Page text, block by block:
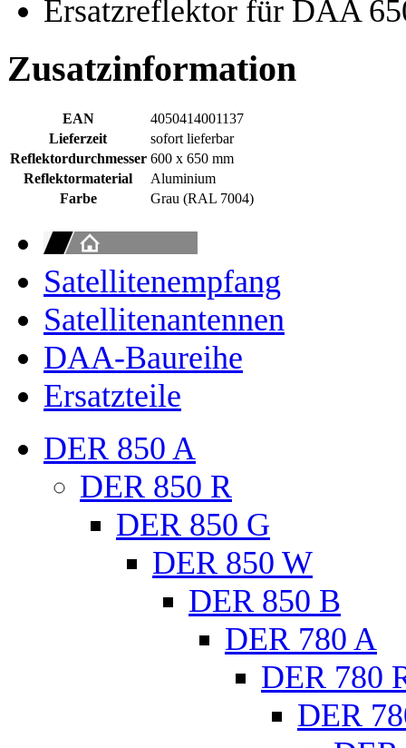
Ersatzreflektor für DAA
Zusatzinformation
EAN
4050414001137
Lieferzeit
sofort lieferbar
Reflektordurchmesser 600 x 650 mm
Reflektormaterial
Aluminium
Farbe
Grau (RAL 7004)
Satellitenempfang
Satellitenantennen
DAA-Baureihe
Ersatzteile
DER 850 A
DER 850 R
DER 850 G
DER 850 W
DER 850 B
DER 780 A
DER 780
DER